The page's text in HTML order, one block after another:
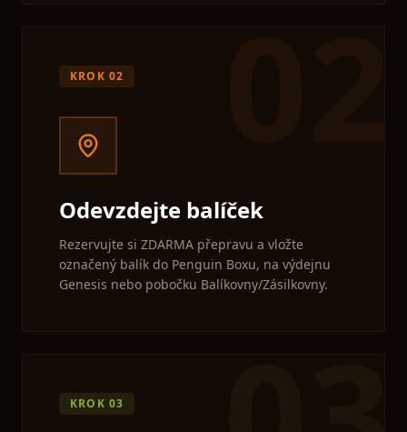
KROK 02
Odevzdejte balíček
Rezervujte si ZDARMA přepravu a vložte
označený balík do Penguin Boxu, na výdejnu
Genesis nebo pobočku Balíkovny/Zásilkovny.
KROK 03